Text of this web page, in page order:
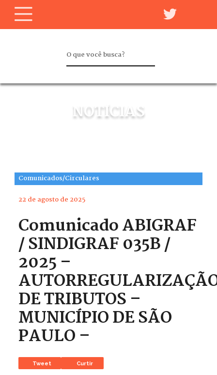
NOTÍCIAS
Comunicados/Circulares
22 de agosto de 2025
Comunicado ABIGRAF
/ SINDIGRAF 035B /
2025 –
DE TRIBUTOS –
MUNICÍPIO DE SÃO
PAULO –
Tweet Curtir